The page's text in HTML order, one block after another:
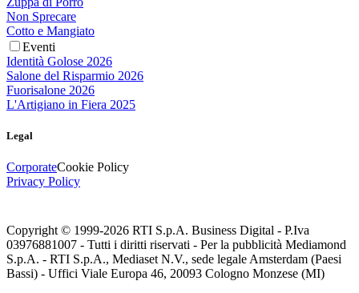
Non Sprecare
Cotto e Mangiato
Eventi
Identità Golose 2026
Salone del Risparmio 2026
Fuorisalone 2026
L'Artigiano in Fiera 2025
Legal
CorporateCookie Policy
Privacy Policy
Copyright © 1999-2026 RTI S.p.A. Business Digital - P.Iva
03976881007 - Tutti i diritti riservati - Per la pubblicità Mediamond
S.p.A. - RTI S.p.A., Mediaset N.V., sede legale Amsterdam (Paesi
Bassi) - Uffici Viale Europa 46, 20093 Cologno Monzese (MI)